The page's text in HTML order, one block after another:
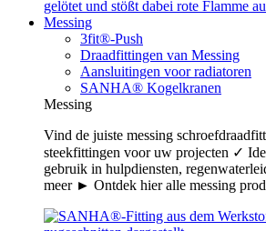
Messing
3fit®-Push
Draadfittingen van Messing
Aansluitingen voor radiatoren
SANHA® Kogelkranen
Messing
Vind de juiste messing
steekfittingen voor uw projecten ✓
gebruik in hulpdiensten,
meer ► Ontdek hier alle messing